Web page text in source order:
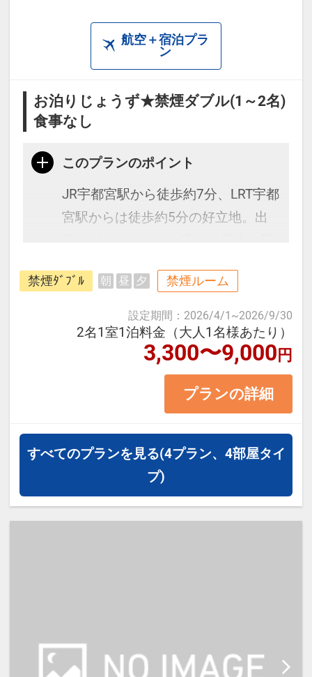
航空＋宿泊プラ
ン
お泊りじょうず★禁煙ダブル(1～2名)
食事なし
このプランのポイント
JR宇都宮駅から徒歩約7分、LRT宇都
宮駅からは徒歩約5分の好立地。出
張・ビジネスでのご宿泊や日光・那
なロケーションです。
≪お部屋タイプ≫
・禁煙ダブルルーム バス・トイレ付
13平米 ベッド幅138cm
・1ベッドです。2名様で1室をご予
用いただきます。
・2名様でご宿泊の場合は添い寝は
ご利用いただけません。
・0～5歳（未就学児)は添い寝対が
禁煙ﾀﾞﾌﾞﾙ 朝 昼 夕 禁煙ルーム
設定期間 ： 2026/4/1 ~2026/9/30
2名1室1泊料金（大人1名様あたり）
3,300〜9,000円
プランの詳細
すべてのプランを見る(4プラン、4部屋タイ
プ)